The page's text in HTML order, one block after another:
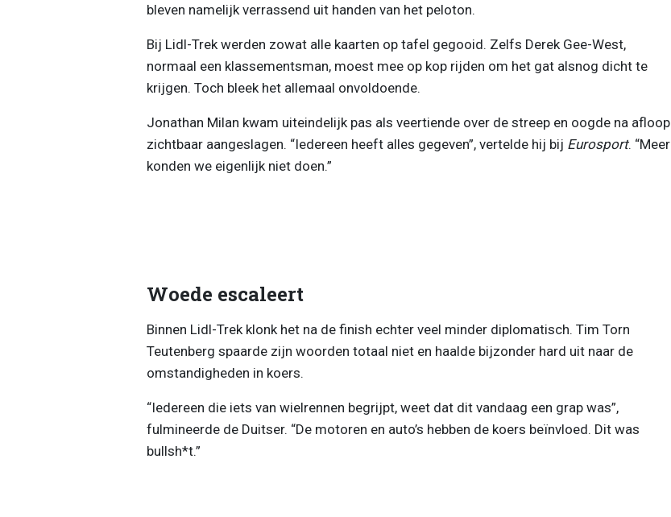
bleven namelijk verrassend uit handen van het peloton.
Bij Lidl-Trek werden zowat alle kaarten op tafel gegooid. Zelfs Derek Gee-West,
normaal een klassementsman, moest mee op kop rijden om het gat alsnog dicht te
krijgen. Toch bleek het allemaal onvoldoende.
Jonathan Milan kwam uiteindelijk pas als veertiende over de streep en oogde na afloop
zichtbaar aangeslagen. “Iedereen heeft alles gegeven”, vertelde hij bij Eurosport. “Meer
konden we eigenlijk niet doen.”
Woede escaleert
Binnen Lidl-Trek klonk het na de finish echter veel minder diplomatisch. Tim Torn
Teutenberg spaarde zijn woorden totaal niet en haalde bijzonder hard uit naar de
omstandigheden in koers.
“Iedereen die iets van wielrennen begrijpt, weet dat dit vandaag een grap was”,
fulmineerde de Duitser. “De motoren en auto’s hebben de koers beïnvloed. Dit was
bullsh*t.”